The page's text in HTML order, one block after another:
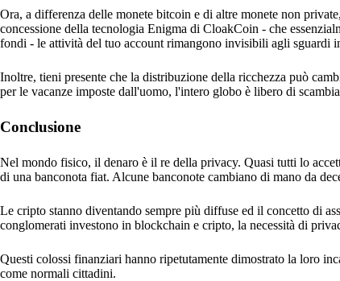
Ora, a differenza delle monete bitcoin e di altre monete non
concessione della tecnologia Enigma di CloakCoin - che
fondi - le attività del tuo account rimangono invisibili agli sguardi
Inoltre, tieni presente che la distribuzione della ricchezza può
per le vacanze imposte dall'uomo, l'intero globo è libero di
Conclusione
Nel mondo fisico, il denaro è il re della privacy. Quasi tutti lo
di una banconota fiat. Alcune banconote cambiano di mano da
Le cripto stanno diventando sempre più diffuse ed il concetto di
conglomerati investono in blockchain e cripto, la necessità di
Questi colossi finanziari hanno ripetutamente dimostrato la loro
come normali cittadini.